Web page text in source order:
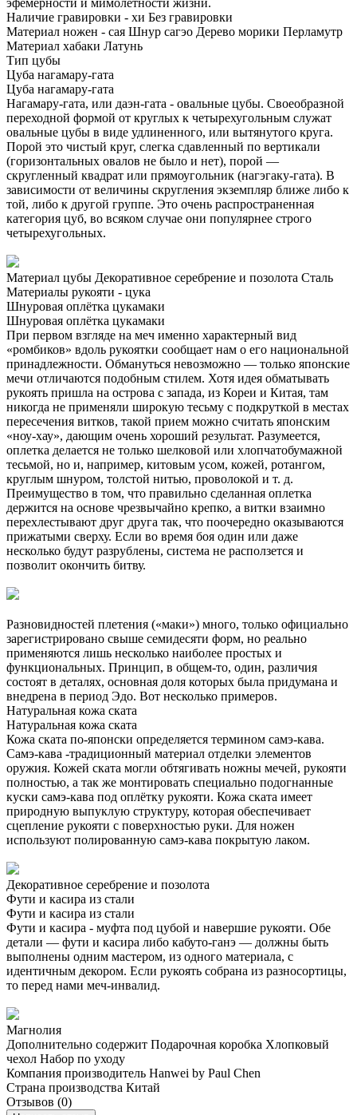
Наличие гравировки - хи Без гравировки
Материал ножен - сая Шнур сагэо Дерево морики Перламутр
Материал хабаки Латунь
Тип цубы
Цуба нагамару-гата
Цуба нагамару-гата
Нагамару-гата, или даэн-гата - овальные цубы. Своеобразной
переходной формой от круглых к четырехугольным служат
овальные цубы в виде удлиненного, или вытянутого круга.
Порой это чистый круг, слегка сдавленный по вертикали
(горизонтальных овалов не было и нет), порой —
скругленный квадрат или прямоугольник (нагэгаку-гата). В
зависимости от величины скругления экземпляр ближе либо к
той, либо к другой группе. Это очень распространенная
категория цуб, во всяком случае они популярнее строго
четырехугольных.
Материал цубы Декоративное серебрение и позолота Сталь
Материалы рукояти - цука
Шнуровая оплётка цукамаки
Шнуровая оплётка цукамаки
При первом взгляде на меч именно характерный вид
«ромбиков» вдоль рукоятки сообщает нам о его национальной
принадлежности. Обмануться невозможно — только японские
мечи отличаются подобным стилем. Хотя идея обматывать
рукоять пришла на острова с запада, из Кореи и Китая, там
никогда не применяли широкую тесьму с подкруткой в местах
пересечения витков, такой прием можно считать японским
«ноу-хау», дающим очень хороший результат. Разумеется,
оплетка делается не только шелковой или хлопчатобумажной
тесьмой, но и, например, китовым усом, кожей, ротангом,
круглым шнуром, толстой нитью, проволокой и т. д.
Преимущество в том, что правильно сделанная оплетка
держится на основе чрезвычайно крепко, а витки взаимно
перехлестывают друг друга так, что поочередно оказываются
прижатыми сверху. Если во время боя один или даже
несколько будут разрублены, система не расползется и
позволит окончить битву.
Разновидностей плетения («маки») много, только официально
зарегистрировано свыше семидесяти форм, но реально
применяются лишь несколько наиболее простых и
функциональных. Принцип, в общем-то, один, различия
состоят в деталях, основная доля которых была придумана и
внедрена в период Эдо. Вот несколько примеров.
Натуральная кожа ската
Натуральная кожа ската
Кожа ската по-японски определяется термином самэ-кава.
Самэ-кава -традиционный материал отделки элементов
оружия. Кожей ската могли обтягивать ножны мечей, рукояти
полностью, а так же монтировать специально подогнанные
куски самэ-кава под оплётку рукояти. Кожа ската имеет
природную выпуклую структуру, которая обеспечивает
сцепление рукояти с поверхностью руки. Для ножен
используют полированную самэ-кава покрытую лаком.
Декоративное серебрение и позолота
Фути и касира из стали
Фути и касира из стали
Фути и касира - муфта под цубой и навершие рукояти. Обе
детали — фути и касира либо кабуто-ганэ — должны быть
выполнены одним мастером, из одного материала, с
идентичным декором. Если рукоять собрана из разносортицы,
то перед нами меч-инвалид.
Магнолия
Дополнительно содержит Подарочная коробка Хлопковый
чехол Набор по уходу
Компания производитель Hanwei by Paul Chen
Страна производства Китай
Отзывов (0)